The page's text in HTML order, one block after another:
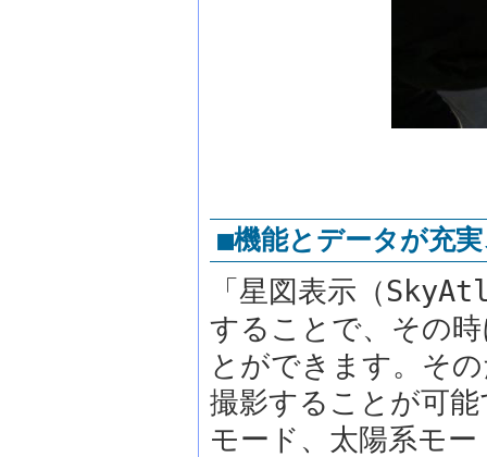
■機能とデータが充
「星図表示（
することで、その
とができます。そ
撮影することが可
モード、太陽系モ